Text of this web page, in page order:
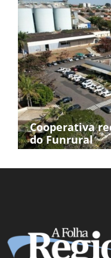
Cooperativa
do Funrural